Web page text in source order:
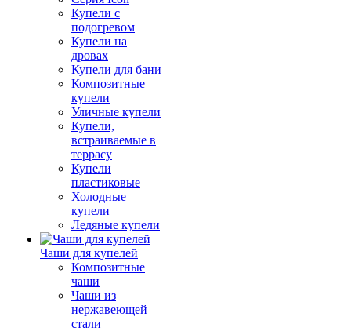
Купели с
подогревом
Купели на
дровах
Купели для бани
Композитные
купели
Уличные купели
Купели,
встраиваемые в
террасу
Купели
пластиковые
Холодные
купели
Ледяные купели
Чаши для купелей
Композитные
чаши
Чаши из
нержавеющей
стали